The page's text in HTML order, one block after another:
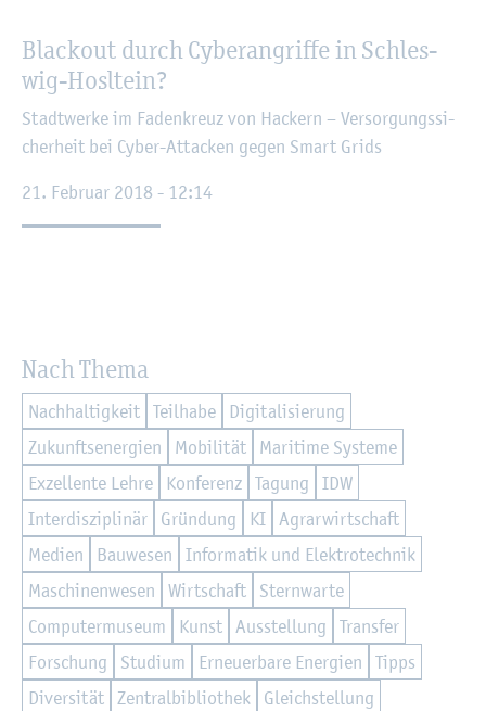
Black­out durch Cy­ber­an­grif­fe in Schles­
wig-Hoslt­ein?
Stadt­wer­ke im Fa­den­kreuz von Ha­ckern – Ver­sor­gungs­si­
cher­heit bei Cyber-At­ta­cken gegen Smart Grids
21. Fe­bru­ar 2018 - 12:14
Nach Thema
Nach­hal­tig­keit Teil­ha­be
Di­gi­ta­li­sie­rung
Zu­kunfts­en­er­gi­en
Mo­bi­li­tät
Ma­ri­ti­me Sys­te­me
Ex­zel­len­te Lehre
Kon­fe­renz Ta­gung
IDW
In­ter­dis­zi­pli­när
Grün­dung KI Agrar­wirt­schaft
Me­di­en
Bau­we­sen
In­for­ma­tik und Elek­tro­tech­nik
Ma­schi­nen­we­sen
Wirt­schaft
Stern­war­te
Com­pu­ter­mu­se­um
Kunst Aus­stel­lung
Trans­fer
For­schung
Stu­di­um Er­neu­er­ba­re En­er­gi­en
Tipps
Di­ver­si­tät Zen­tral­bi­blio­thek
Gleich­stel­lung